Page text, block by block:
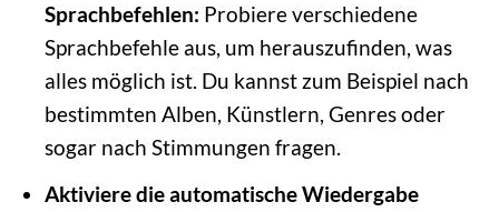
Sprachbefehlen: Probiere verschiedene
Sprachbefehle aus, um herauszufinden, was
alles möglich ist. Du kannst zum Beispiel nach
bestimmten Alben, Künstlern, Genres oder
sogar nach Stimmungen fragen.
Aktiviere die automatische Wiedergabe